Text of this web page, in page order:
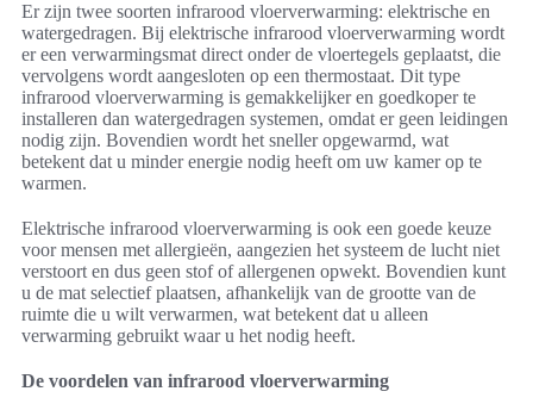
Er zijn twee soorten infrarood vloerverwarming: elektrische en
watergedragen. Bij elektrische infrarood vloerverwarming wordt
er een verwarmingsmat direct onder de vloertegels geplaatst, die
vervolgens wordt aangesloten op een thermostaat. Dit type
infrarood vloerverwarming is gemakkelijker en goedkoper te
installeren dan watergedragen systemen, omdat er geen leidingen
nodig zijn. Bovendien wordt het sneller opgewarmd, wat
betekent dat u minder energie nodig heeft om uw kamer op te
warmen.
Elektrische infrarood vloerverwarming is ook een goede keuze
voor mensen met allergieën, aangezien het systeem de lucht niet
verstoort en dus geen stof of allergenen opwekt. Bovendien kunt
u de mat selectief plaatsen, afhankelijk van de grootte van de
ruimte die u wilt verwarmen, wat betekent dat u alleen
verwarming gebruikt waar u het nodig heeft.
De voordelen van infrarood vloerverwarming